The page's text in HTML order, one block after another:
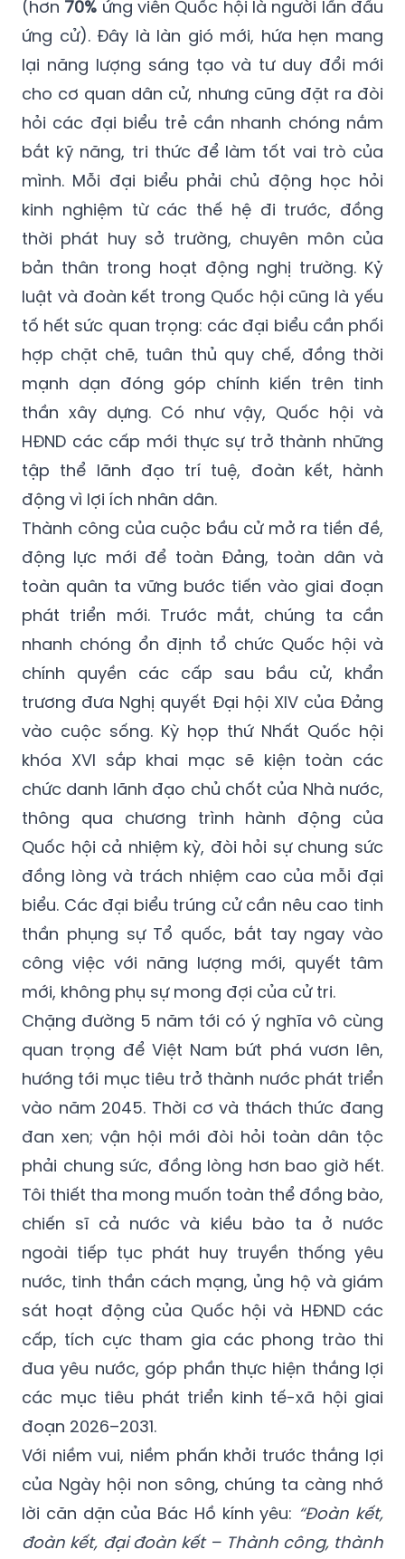
(hơn 70% ứng viên Quốc hội là người lần đầu
ứng cử). Đây là làn gió mới, hứa hẹn mang
lại năng lượng sáng tạo và tư duy đổi mới
cho cơ quan dân cử, nhưng cũng đặt ra đòi
hỏi các đại biểu trẻ cần nhanh chóng nắm
bắt kỹ năng, tri thức để làm tốt vai trò của
mình. Mỗi đại biểu phải chủ động học hỏi
kinh nghiệm từ các thế hệ đi trước, đồng
thời phát huy sở trường, chuyên môn của
bản thân trong hoạt động nghị trường. Kỷ
luật và đoàn kết trong Quốc hội cũng là yếu
tố hết sức quan trọng: các đại biểu cần phối
hợp chặt chẽ, tuân thủ quy chế, đồng thời
mạnh dạn đóng góp chính kiến trên tinh
thần xây dựng. Có như vậy, Quốc hội và
HĐND các cấp mới thực sự trở thành những
tập thể lãnh đạo trí tuệ, đoàn kết, hành
động vì lợi ích nhân dân.
Thành công của cuộc bầu cử mở ra tiền đề,
động lực mới để toàn Đảng, toàn dân và
toàn quân ta vững bước tiến vào giai đoạn
phát triển mới. Trước mắt, chúng ta cần
nhanh chóng ổn định tổ chức Quốc hội và
chính quyền các cấp sau bầu cử, khẩn
trương đưa Nghị quyết Đại hội XIV của Đảng
vào cuộc sống. Kỳ họp thứ Nhất Quốc hội
khóa XVI sắp khai mạc sẽ kiện toàn các
chức danh lãnh đạo chủ chốt của Nhà nước,
thông qua chương trình hành động của
Quốc hội cả nhiệm kỳ, đòi hỏi sự chung sức
đồng lòng và trách nhiệm cao của mỗi đại
biểu. Các đại biểu trúng cử cần nêu cao tinh
thần phụng sự Tổ quốc, bắt tay ngay vào
công việc với năng lượng mới, quyết tâm
mới, không phụ sự mong đợi của cử tri.
Chặng đường 5 năm tới có ý nghĩa vô cùng
quan trọng để Việt Nam bứt phá vươn lên,
hướng tới mục tiêu trở thành nước phát triển
vào năm 2045. Thời cơ và thách thức đang
đan xen; vận hội mới đòi hỏi toàn dân tộc
phải chung sức, đồng lòng hơn bao giờ hết.
Tôi thiết tha mong muốn toàn thể đồng bào,
chiến sĩ cả nước và kiều bào ta ở nước
ngoài tiếp tục phát huy truyền thống yêu
nước, tinh thần cách mạng, ủng hộ và giám
sát hoạt động của Quốc hội và HĐND các
cấp, tích cực tham gia các phong trào thi
đua yêu nước, góp phần thực hiện thắng lợi
các mục tiêu phát triển kinh tế-xã hội giai
đoạn 2026–2031.
Với niềm vui, niềm phấn khởi trước thắng lợi
của Ngày hội non sông, chúng ta càng nhớ
lời căn dặn của Bác Hồ kính yêu: “Đoàn kết,
đoàn kết, đại đoàn kết – Thành công, thành